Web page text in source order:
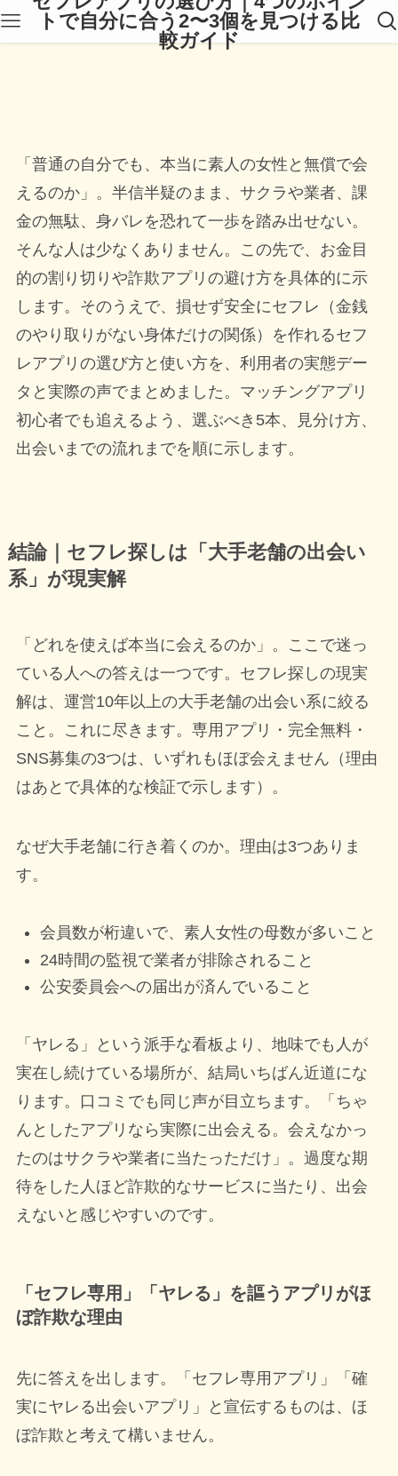
トで自分に合う2〜3個を見つける比
較ガイド
「普通の自分でも、本当に素人の女性と無償で会
えるのか」。半信半疑のまま、サクラや業者、課
金の無駄、身バレを恐れて一歩を踏み出せない。
そんな人は少なくありません。この先で、お金目
的の割り切りや詐欺アプリの避け方を具体的に示
します。そのうえで、損せず安全にセフレ（金銭
のやり取りがない身体だけの関係）を作れるセフ
レアプリの選び方と使い方を、利用者の実態デー
タと実際の声でまとめました。マッチングアプリ
初心者でも追えるよう、選ぶべき5本、見分け方、
出会いまでの流れまでを順に示します。
結論｜セフレ探しは「大手老舗の出会い
系」が現実解
「どれを使えば本当に会えるのか」。ここで迷っ
ている人への答えは一つです。セフレ探しの現実
解は、運営10年以上の大手老舗の出会い系に絞る
こと。これに尽きます。専用アプリ・完全無料・
SNS募集の3つは、いずれもほぼ会えません（理由
はあとで具体的な検証で示します）。
なぜ大手老舗に行き着くのか。理由は3つありま
す。
会員数が桁違いで、素人女性の母数が多いこと
24時間の監視で業者が排除されること
公安委員会への届出が済んでいること
「ヤレる」という派手な看板より、地味でも人が
実在し続けている場所が、結局いちばん近道にな
ります。口コミでも同じ声が目立ちます。「ちゃ
んとしたアプリなら実際に出会える。会えなかっ
たのはサクラや業者に当たっただけ」。過度な期
待をした人ほど詐欺的なサービスに当たり、出会
えないと感じやすいのです。
「セフレ専用」「ヤレる」を謳うアプリがほ
ぼ詐欺な理由
先に答えを出します。「セフレ専用アプリ」「確
実にヤレる出会いアプリ」と宣伝するものは、ほ
ぼ詐欺と考えて構いません。